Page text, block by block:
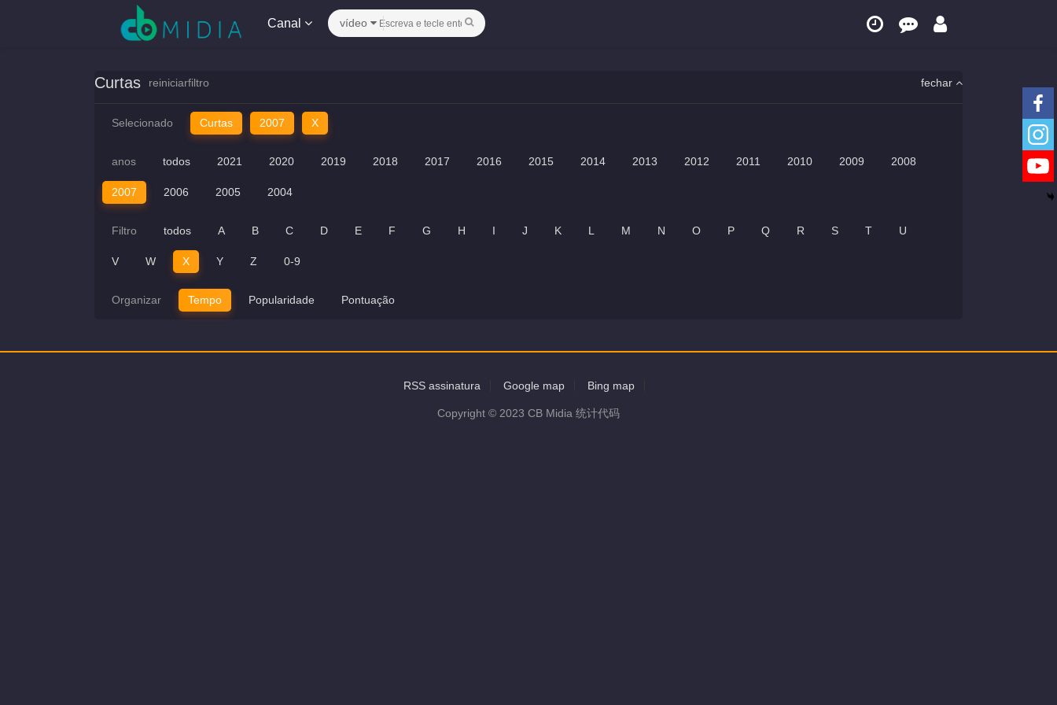
Canal vídeo
fechar
Curtas reiniciarfiltro
Selecionado Curtas 2007 X
anos todos 2021 2020 2019 2018 2017 2016 2015 2014 2013 2012 2011 2010 2009 2008
2007 2006 2005 2004
Filtro todos A B C D E F G H I J K L M N O P Q R S T U
V W X Y Z 0-9
Organizar Tempo Popularidade Pontuação
RSS assinatura Google map Bing map
Copyright © 2023 CB Midia 统计代码